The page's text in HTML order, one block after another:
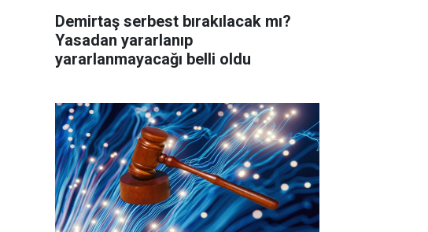
Demirtaş serbest bırakılacak mı?
Yasadan yararlanıp
yararlanmayacağı belli oldu